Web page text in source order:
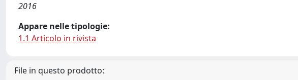
2016
Appare nelle tipologie:
1.1 Articolo in rivista
File in questo prodotto: